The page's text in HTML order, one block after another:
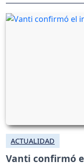
ACTUALIDAD
Vanti confirmó